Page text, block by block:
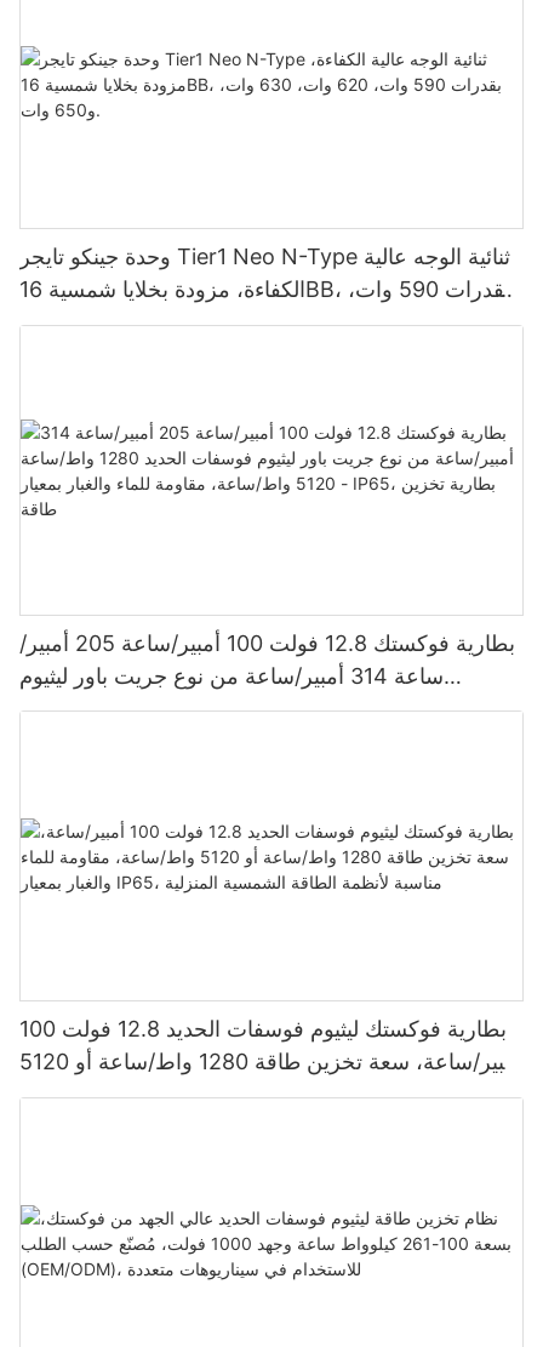
وحدة جينكو تايجر Tier1 Neo N-Type ثنائية الوجه عالية
الكفاءة، مزودة بخلايا شمسية 16BB، بقدرات 590 وات،
620 وات، 630 وات، و650 وات.
بطارية فوكستك 12.8 فولت 100 أمبير/ساعة 205 أمبير/
ساعة 314 أمبير/ساعة من نوع جريت باور ليثيوم
فوسفات الحديد 1280 واط/ساعة - 5120 واط/ساعة،
بطارية فوكستك ليثيوم فوسفات الحديد 12.8 فولت 100
أمبير/ساعة، سعة تخزين طاقة 1280 واط/ساعة أو 5120
واط/ساعة، مقاومة للماء والغبار بمعيار IP65، مناسبة